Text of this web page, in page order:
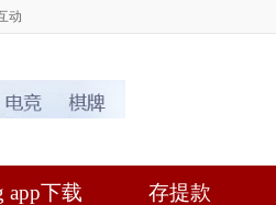
动
app下载 存提款